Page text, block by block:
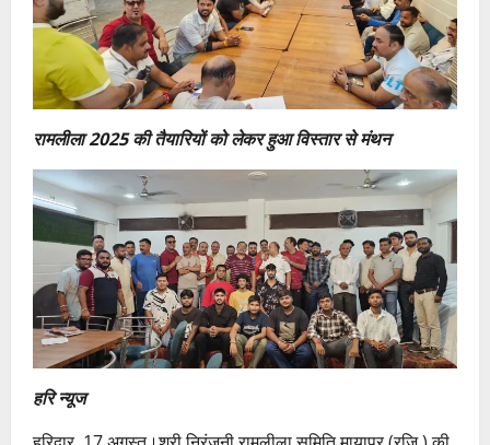
रामलीला 2025 की तैयारियों को लेकर हुआ विस्तार से मंथन
हरि न्यूज